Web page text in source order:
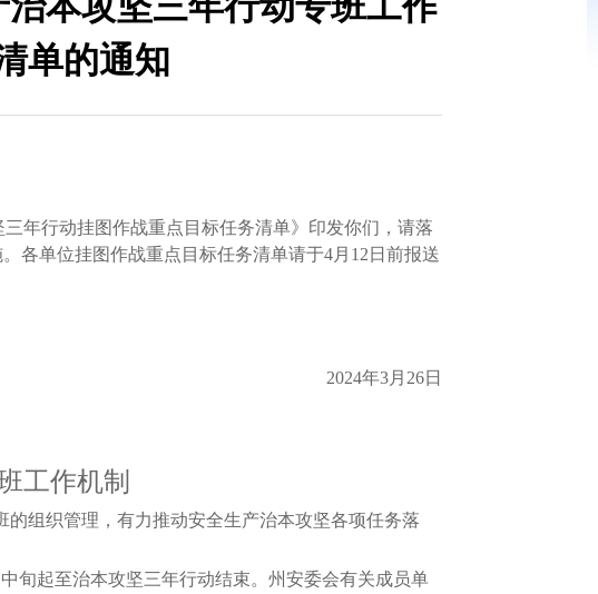
单的通知
年行动挂图作战重点目标任务清单》印发你们，请落
各单位挂图作战重点目标任务清单请于4月12日前报送
2024年3月26日
工作机制
组织管理，有力推动安全生产治本攻坚各项任务落
起至治本攻坚三年行动结束。州安委会有关成员单